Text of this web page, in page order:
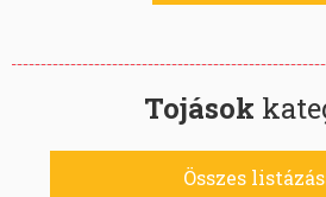
Tojások
Összes